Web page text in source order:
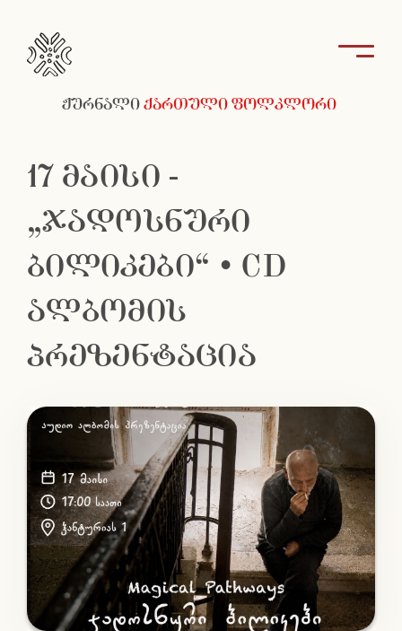
ჟურნალიქართული ფოლკლორი
17 მაისი -
„ჯადოსნური
ბილიკები“ • CD
ალბომის
პრეზენტაცია